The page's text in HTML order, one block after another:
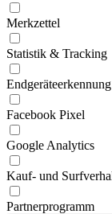
Merkzettel
Statistik & Tracking
Endgeräteerkennung
Facebook Pixel
Google Analytics
Kauf- und
Partnerprogramm